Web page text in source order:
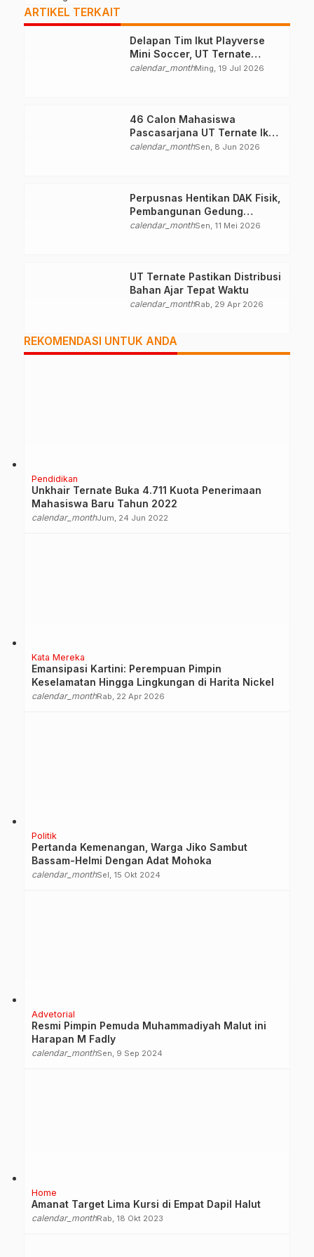
ARTIKEL TERKAIT
Delapan Tim Ikut Playverse
Mini Soccer, UT Ternate
Perkuat Kolaborasi
calendar_monthMing, 19 Jul 2026
46 Calon Mahasiswa
Pascasarjana UT Ternate Ikuti
Seleksi
calendar_monthSen, 8 Jun 2026
Perpusnas Hentikan DAK Fisik,
Pembangunan Gedung
Perpustakaan Ternate Nihil
calendar_monthSen, 11 Mei 2026
UT Ternate Pastikan Distribusi
Bahan Ajar Tepat Waktu
calendar_monthRab, 29 Apr 2026
REKOMENDASI UNTUK ANDA
Pendidikan
Unkhair Ternate Buka 4.711 Kuota Penerimaan
Mahasiswa Baru Tahun 2022
calendar_monthJum, 24 Jun 2022
Kata Mereka
Emansipasi Kartini: Perempuan Pimpin
Keselamatan Hingga Lingkungan di Harita Nickel
calendar_monthRab, 22 Apr 2026
Politik
Pertanda Kemenangan, Warga Jiko Sambut
Bassam-Helmi Dengan Adat Mohoka
calendar_monthSel, 15 Okt 2024
Advetorial
Resmi Pimpin Pemuda Muhammadiyah Malut ini
Harapan M Fadly
calendar_monthSen, 9 Sep 2024
Home
Amanat Target Lima Kursi di Empat Dapil Halut
calendar_monthRab, 18 Okt 2023